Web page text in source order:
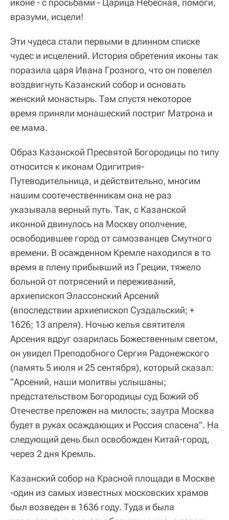
иконе - с просьбами - Царица Небесная, помоги,
вразуми, исцели!
Эти чудеса стали первыми в длинном списке
чудес и исцелений. История обретения иконы так
поразила царя Ивана Грозного, что он повелел
воздвигнуть Казанский собор и основать
женский монастырь. Там спустя некоторое
время приняли монашеский постриг Матрона и
ее мама.
Образ Казанской Пресвятой Богородицы по типу
относится к иконам Одигитрия-
Путеводительница, и действительно, многим
нашим соотечественникам она не раз
указывала верный путь. Так, с Казанской
иконной двинулось на Москву ополчение,
освободившее город от самозванцев Смутного
времени. В осажденном Кремле находился в то
время в плену прибывший из Греции, тяжело
больной от потрясений и переживаний,
архиепископ Элассонский Арсений
(впоследствии архиепископ Суздальский; +
1626; 13 апреля). Ночью келья святителя
Арсения вдруг озарилась Божественным светом,
он увидел Преподобного Сергия Радонежского
(память 5 июля и 25 сентября), который сказал:
"Арсений, наши молитвы услышаны;
предстательством Богородицы суд Божий об
Отечестве преложен на милость; заутра Москва
будет в руках осаждающих и Россия спасена". На
следующий день был освобожден Китай-город,
через 2 дня Кремль.
Казанский собор на Красной площади в Москве
-один из самых известных московских храмов
был возведен в 1636 году. Туда и была